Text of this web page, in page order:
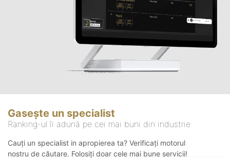
Gasește un specialist
Ranking-ul îi adună pe cei mai buni din industrie
Cauți un specialist in apropierea ta? Verificați motorul
nostru de căutare. Folosiți doar cele mai bune servicii!